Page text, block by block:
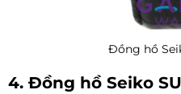
Đồng hồ
4. Đồng hồ Seiko